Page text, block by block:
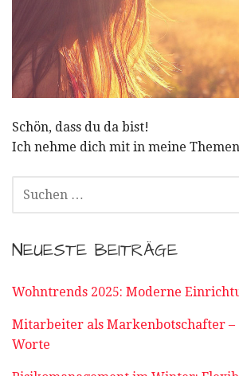
Schön, dass du da bist!
Ich nehme dich mit in meine
SUCHEN
NACH:
NEUESTE BEITRÄGE
Wohntrends 2025: Moderne
Mitarbeiter als Markenbotschafter –
Worte